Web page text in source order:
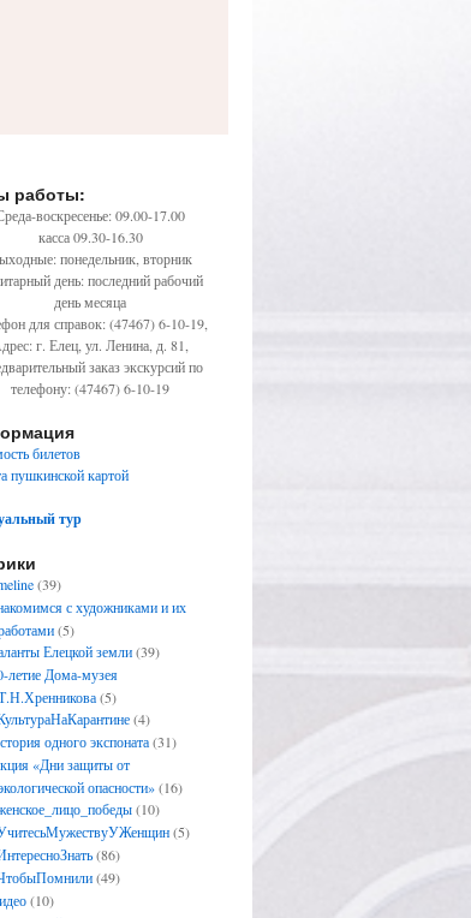
работы:
воскресенье: 09.00-17.00
касса 09.30-16.30
понедельник, вторник
день: последний рабочий
день месяца
для справок: (47467) 6-10-19,
г. Елец, ул. Ленина, д. 81,
заказ экскурсий по
телефону: (47467) 6-10-19
билетов
пушкинской картой
тур
(39)
с художниками и их
(5)
Елецкой земли(39)
летие Дома-музея
(5)
(4)
одного экспоната(31)
«Дни защиты от
опасности»(16)
(10)
(5)
(86)
(49)
(10)